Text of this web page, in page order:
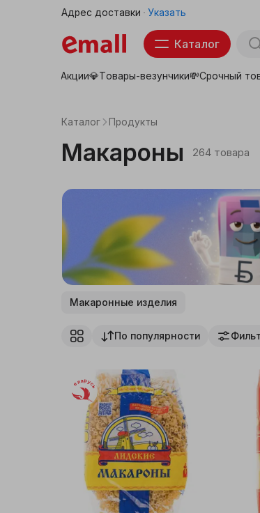
Адрес доставки Указать
Каталог
Акции💎Товары-везунчики💸Срочный
Товары для школы
Детские товары
Товары для животных
Красота, здоровье
Бытовая химия,
Дача, сад
Мебель
Интерьер, посуда
Стройка, ремонт
Каталог Продукты
Макароны 264 товара
Макаронные изделия
По популярности
Беларусь